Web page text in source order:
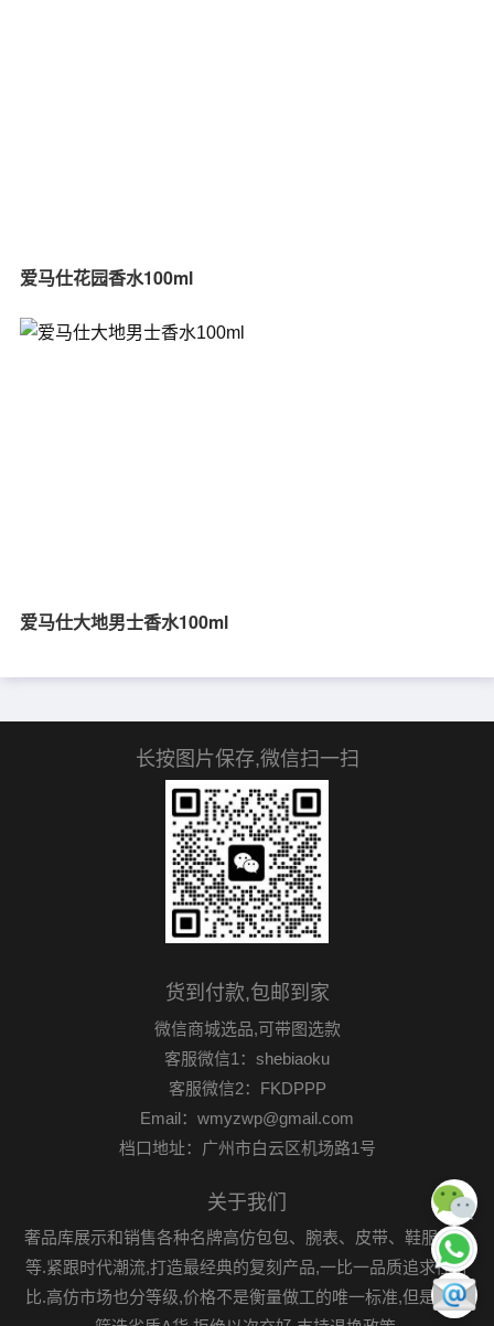
爱马仕花园香水100ml
爱马仕大地男士香水100ml
长按图片保存,微信扫一扫
货到付款,包邮到家
微信商城选品,可带图选款
客服微信1：shebiaoku
客服微信2：FKDPPP
Email：wmyzwp@gmail.com
档口地址：广州市白云区机场路1号
关于我们
奢品库展示和销售各种名牌高仿包包、腕表、皮带、鞋服首饰
等.紧跟时代潮流,打造最经典的复刻产品,一比一品质追求性价
比.高仿市场也分等级,价格不是衡量做工的唯一标准,但是可以